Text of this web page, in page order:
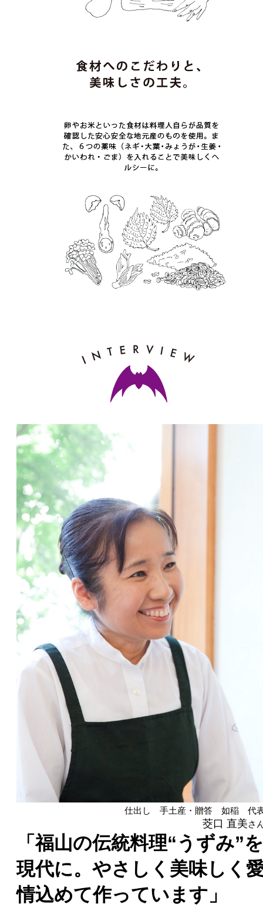
仕出し 手土産・贈答 如稲 代
茭口 直美さ
「福山の伝統料理“うずみ”を
現代に。やさしく美味しく
情込めて作っています」